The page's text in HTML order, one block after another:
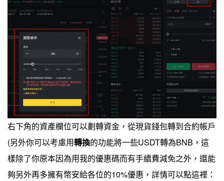
右下角的資產欄位可以劃轉資金，從現貨錢包轉到合約帳戶
(另外你可以考慮用轉換的功能將一些USDT轉為BNB，這
樣除了你原本因為用我的優惠碼而有手續費減免之外，還能
夠另外再多擁有幣安給各位的10%優惠，詳情可以點這裡：